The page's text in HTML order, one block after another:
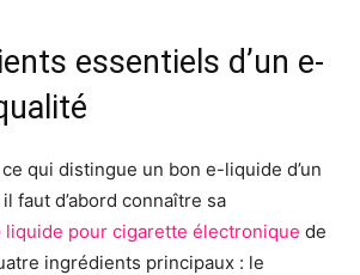
essentiels d’un e-
qui distingue un bon e-liquide d’un
faut d’abord connaître sa
liquide pour cigarette électronique de
ingrédients principaux : le